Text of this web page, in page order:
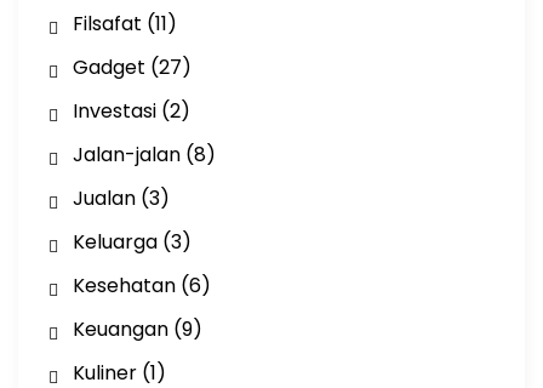
Filsafat (11)
Gadget (27)
Investasi(2)
Jalan-jalan(8)
Jualan(3)
Keluarga(3)
Kesehatan(6)
Keuangan(9)
Kuliner(1)